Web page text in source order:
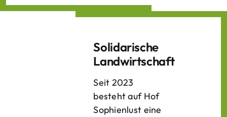
Solidarische
Landwirtschaft
Seit 2023
besteht auf Hof
Sophienlust eine